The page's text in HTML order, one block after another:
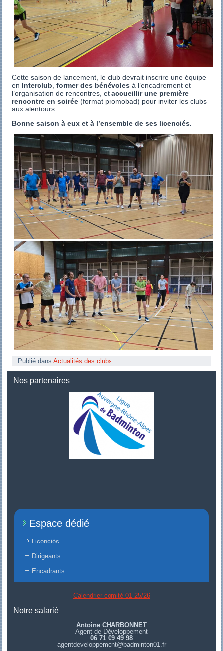
Cette saison de lancement, le club devrait inscrire une équipe
en Interclub ,former des bénévoles à l’encadrement et
l’organisation de rencontres, etaccueillir une première
rencontre en soirée (format promobad) pour inviter les clubs
aux alentours.
Bonne saison à eux et à l’ensemble de ses licenciés.
Publié dans Actualités des clubs
Nos partenaires
Espace dédié
Licenciés
Dirigeants
Encadrants
Calendrier comité 01 25/26
Notre salarié
Antoine CHARBONNET
Agent de Développement
06 71 09 49 98
agentdeveloppement@badminton01.fr